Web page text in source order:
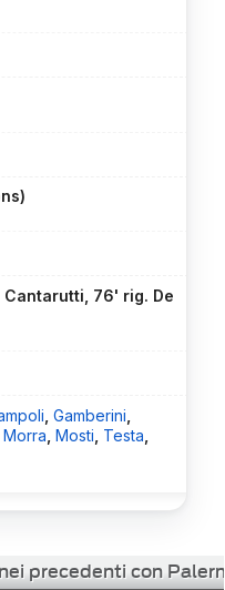
76' rig. De
Gamberini
Morra Mosti Testa
precedenti con